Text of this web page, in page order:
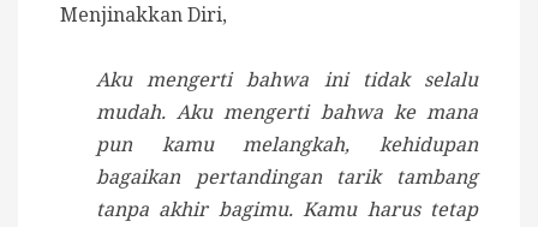
Menjinakkan Diri,
Aku mengerti bahwa ini tidak selalu
mudah. Aku mengerti bahwa ke mana
pun kamu melangkah, kehidupan
bagaikan pertandingan tarik tambang
tanpa akhir bagimu. Kamu harus tetap